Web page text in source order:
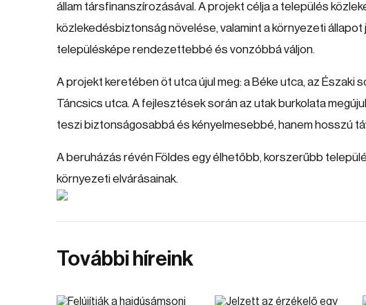
állam társfinanszírozásával. A projekt célja a település
közlekedésbiztonság növelése, valamint a környezeti
településképe rendezettebbé és vonzóbbá váljon.
A projekt keretében öt utca újul meg: a Béke utca, az Északi
Táncsics utca. A fejlesztések során az utak burkolata
teszi biztonságosabbá és kényelmesebbé, hanem hosszú
A beruházás révén Földes egy élhetőbb, korszerűbb
környezeti elvárásainak.
További híreink